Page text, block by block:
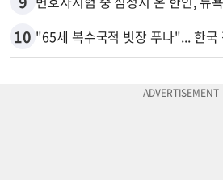
10